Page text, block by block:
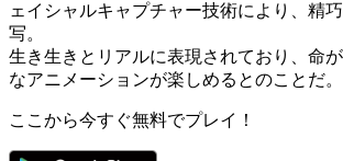
ェイシャルキャプチャー技術により、 精
写。
生き生きとリアルに表現されており、 命
なアニメーションが楽しめるとのことだ。
ここから今すぐ無料でプレイ！